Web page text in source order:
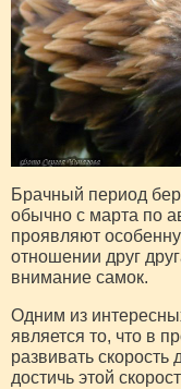
Брачный период
обычно с марта по
проявляют
отношении друг
внимание самок.
Одним из
является то, что в
развивать скорость
достичь этой